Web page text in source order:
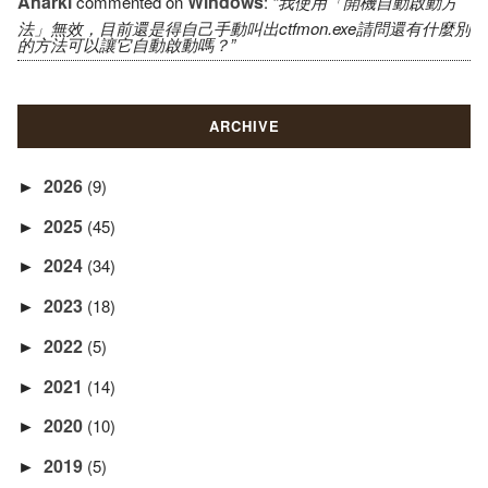
法」無效，目前還是得自己手動叫出ctfmon.exe請問還有什麼別
的方法可以讓它自動啟動嗎？”
ARCHIVE
► 2026 (9)
► 2025 (45)
► 2024 (34)
► 2023 (18)
► 2022 (5)
► 2021 (14)
► 2020 (10)
► 2019 (5)